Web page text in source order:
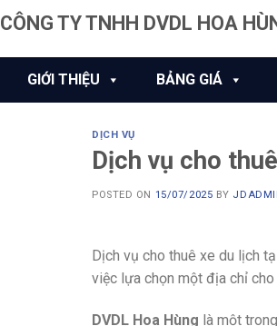
CÔNG TY TNHH DVDL HOA
GIỚI THIỆU BẢNG GIÁ
DỊCH VỤ
Dịch vụ cho
POSTED ON 15/07/2025 BY
Dịch vụ cho thuê xe du lịch
việc lựa chọn một địa chỉ
DVDL Hoa Hùng là một